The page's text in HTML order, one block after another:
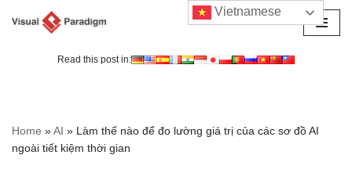
Read this post in:
Home »AI » Làm thế nào để đo lường giá trị của các sơ đồ AI
ngoài tiết kiệm thời gian
Vietnamese